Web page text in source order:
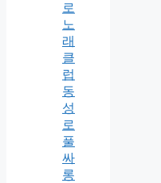
로
노
래
클
럽
동
성
로
풀
싸
롱